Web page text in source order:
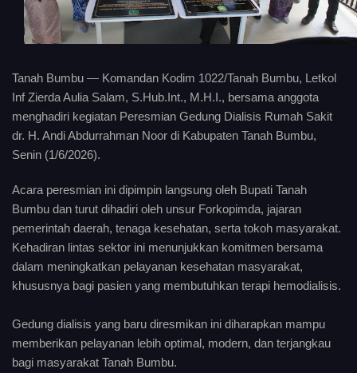
Tanah Bumbu — Komandan Kodim 1022/Tanah Bumbu, Letkol
Inf Zierda Aulia Salam, S.Hub.Int., M.H.I., bersama anggota
menghadiri kegiatan Peresmian Gedung Dialisis Rumah Sakit
dr. H. Andi Abdurrahman Noor di Kabupaten Tanah Bumbu,
Senin (1/6/2026).
Acara peresmian ini dipimpin langsung oleh Bupati Tanah
Bumbu dan turut dihadiri oleh unsur Forkopimda, jajaran
pemerintah daerah, tenaga kesehatan, serta tokoh masyarakat.
Kehadiran lintas sektor ini menunjukkan komitmen bersama
dalam meningkatkan pelayanan kesehatan masyarakat,
khususnya bagi pasien yang membutuhkan terapi hemodialisis.
Gedung dialisis yang baru diresmikan ini diharapkan mampu
memberikan pelayanan lebih optimal, modern, dan terjangkau
bagi masyarakat Tanah Bumbu.